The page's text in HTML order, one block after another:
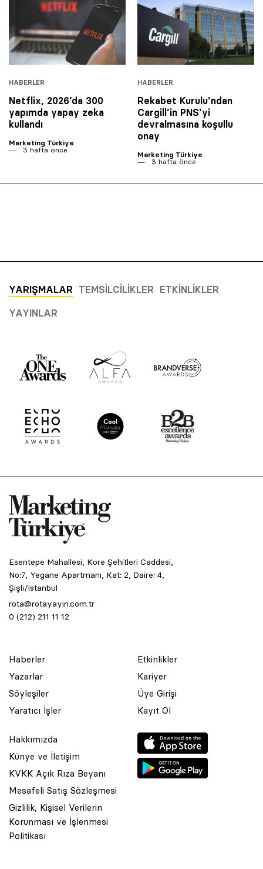
HABERLER
Netflix, 2026’da 300
yapımda yapay zeka
kullandı
Marketing Türkiye
3 hafta önce
HABERLER
Rekabet Kurulu’ndan
Cargill’in PNS’yi
devralmasına koşullu
onay
Marketing Türkiye
3 hafta önce
YARIŞMALAR TEMSILCILIKLER ETKINLIKLER
YAYINLAR
Esentepe Mahallesi, Kore Şehitleri Caddesi,
No:7, Yegane Apartmanı, Kat: 2, Daire: 4,
Şişli/İstanbul
rota@rotayayin.com.tr
0 (212) 211 11 12
Haberler
Yazarlar
Söyleşiler
Yaratıcı İşler
Etkinlikler
Kariyer
Üye Girişi
Kayıt Ol
Hakkımızda
Künye ve İletişim
KVKK Açık Rıza Beyanı
Mesafeli Satış Sözleşmesi
Gizlilik, Kişisel Verilerin
Korunması ve İşlenmesi
Politikası
© 2001 Rota Yayın Yapım Tanıtım Tic. Ltd. Şti. Bu Sitede Bulunan